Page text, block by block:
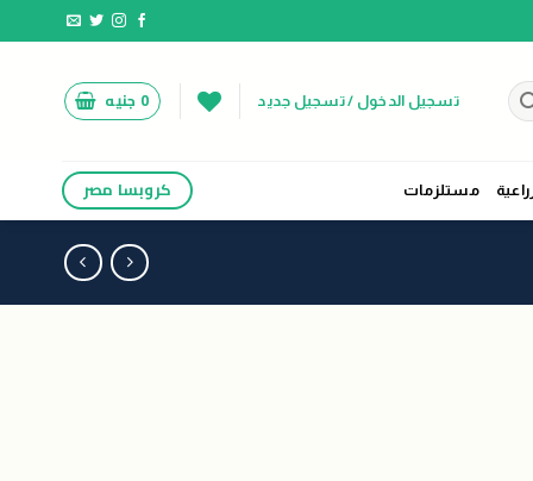
تسجيل الدخول / تسجيل جديد 0 جنيه
مستلزمات كروبسا مصر